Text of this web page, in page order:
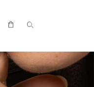
Se connecter
Mon panier